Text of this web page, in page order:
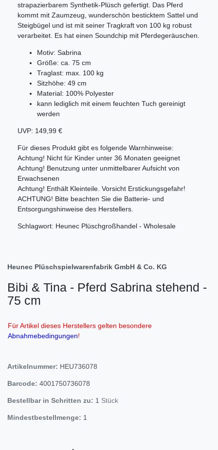
strapazierbarem Synthetik-Plüsch gefertigt. Das Pferd
kommt mit Zaumzeug, wunderschön besticktem Sattel und
Steigbügel und ist mit seiner Tragkraft von 100 kg robust
verarbeitet. Es hat einen Soundchip mit Pferdegeräuschen.
Motiv: Sabrina
Größe: ca. 75 cm
Traglast: max. 100 kg
Sitzhöhe: 49 cm
Material: 100% Polyester
kann lediglich mit einem feuchten Tuch gereinigt
werden
UVP: 149,99 €
Für dieses Produkt gibt es folgende Warnhinweise:
Achtung! Nicht für Kinder unter 36 Monaten geeignet
Achtung! Benutzung unter unmittelbarer Aufsicht von
Erwachsenen
Achtung! Enthält Kleinteile. Vorsicht Erstickungsgefahr!
ACHTUNG! Bitte beachten Sie die Batterie- und
Entsorgungshinweise des Herstellers.
Schlagwort: Heunec Plüschgroßhandel - Wholesale
Heunec Plüschspielwarenfabrik GmbH & Co. KG
Bibi & Tina - Pferd Sabrina stehend -
75 cm
Für Artikel dieses Herstellers gelten besondere
Abnahmebedingungen!
Artikelnummer: HEU736078
Barcode: 4001750736078
Bestellbar in Schritten zu: 1 Stück
Mindestbestellmenge: 1